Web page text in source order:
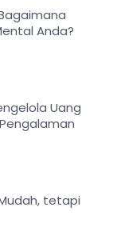
Anda?
Uang
tetapi